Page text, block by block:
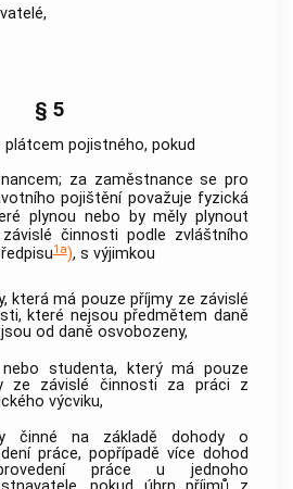
,
§ 5
plátcem pojistného, pokud
za zaměstnance se pro
pojištěnípovažuje fyzická
plynou nebo by měly plynout
činnosti podle zvláštního
1a), s výjimkou
která má pouze příjmy ze závislé
které nejsou předmětem daně
od daně osvobozeny,
nebo studenta, který má pouze
ze závislé činnosti za práci z
výcviku,
činné na základě dohody o
práce, popřípadě více dohod
práce u jednoho